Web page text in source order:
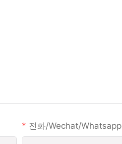
전화/wechat/whatsapp